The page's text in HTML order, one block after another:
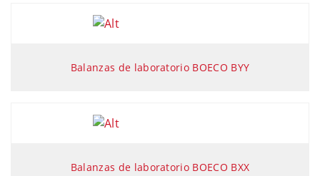
Balanzas de laboratorio BOECO BYY
Balanzas de laboratorio BOECO BXX